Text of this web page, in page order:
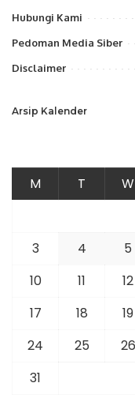
Hubungi Kami
Pedoman Media Siber
Disclaimer
Arsip Kalender
M T W
3
4 5
10
11 12
17
18 19
24
25 26
31